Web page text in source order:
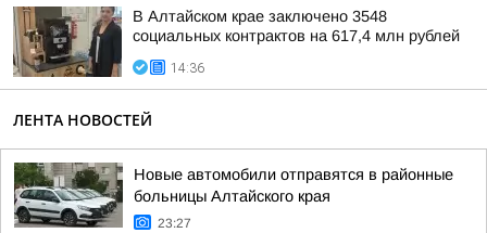
В Алтайском крае заключено 3548
социальных контрактов на 617,4 млн рублей
14:36
ЛЕНТА НОВОСТЕЙ
Новые автомобили отправятся в районные
больницы Алтайского края
23:27